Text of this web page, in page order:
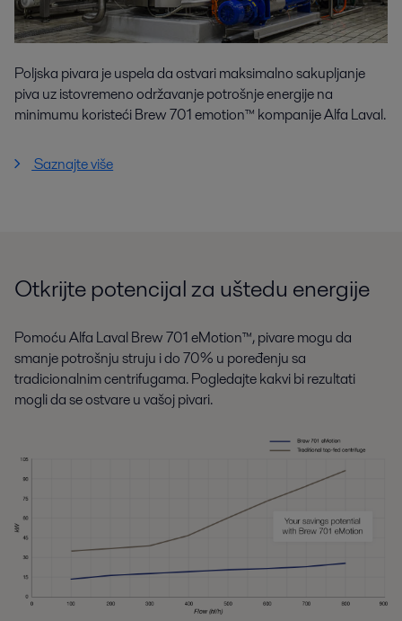
Poljska pivara je uspela da ostvari maksimalno sakupljanje
piva uz istovremeno održavanje potrošnje energije na
minimumu koristeći Brew 701 emotion™ kompanije Alfa Laval.
Saznajte više
Otkrijte potencijal za uštedu energije
Pomoću Alfa Laval Brew 701 eMotion™, pivare mogu da
smanje potrošnju struju i do 70% u poređenju sa
tradicionalnim centrifugama. Pogledajte kakvi bi rezultati
mogli da se ostvare u vašoj pivari.